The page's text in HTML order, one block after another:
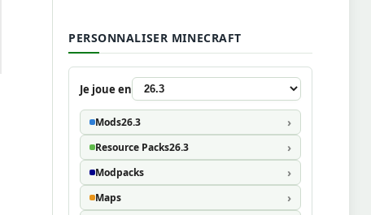
PERSONNALISER MINECRAFT
Je joue en
Mods26.3
Resource Packs26.3
Modpacks
Maps